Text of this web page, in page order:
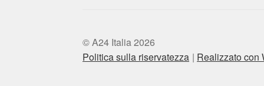
© A24 Italia 2026
Politica sulla riservatezza
Realizzato con